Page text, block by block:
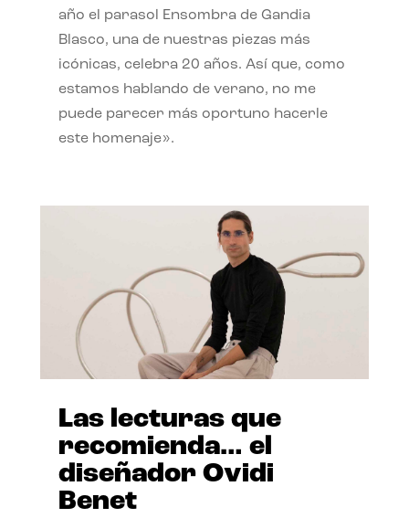
año el parasol Ensombra de Gandia
Blasco, una de nuestras piezas más
icónicas, celebra 20 años. Así que, como
estamos hablando de verano, no me
puede parecer más oportuno hacerle
este homenaje».
Las lecturas que
recomienda… el
diseñador Ovidi
Benet